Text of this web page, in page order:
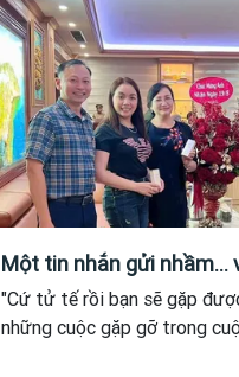
Một tin nhắn gửi nhầm...
"Cứ tử tế rồi bạn sẽ gặp
những cuộc gặp gỡ trong